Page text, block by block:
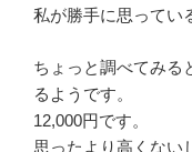
私が勝手に思ってい
ちょっと調べてみる
るようです。
12,000円です。
思ったより高くない